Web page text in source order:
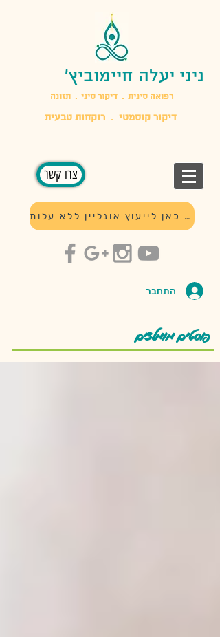
ניני יעלה חיימוביץ'
​רפואה סינית . דיקור סיני . תזונה
צרו קשר
לחץ כאן לייעוץ אונליין ללא עלות
התחבר
פוסטים מומלצים